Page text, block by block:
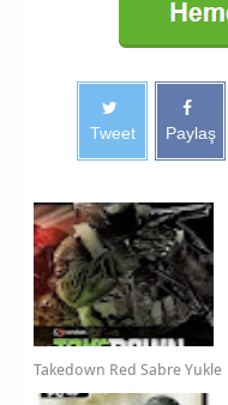
Tweet Paylaş
Takedown Red Sabre Yukle